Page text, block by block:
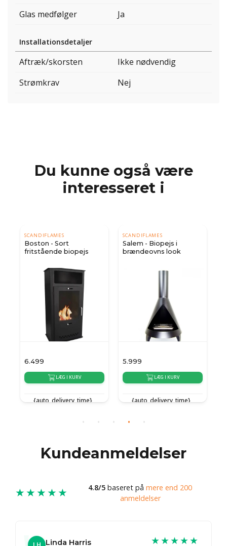
Glas medfølger
Ja
Installationsdetaljer
Aftræk/skorsten
Ikke nødvendig
Strømkrav
Nej
Du kunne også være
interesseret i
SCANDIFLAMES
Boston - Sort
fritstående biopejs
6.499
LÆG I KURV
{auto_delivery_time}
SCANDIFLAMES
Salem - Biopejs i
brændeovns look
5.999
LÆG I KURV
{auto_delivery_time}
Kundeanmeldelser
★★★★★ 4.8/5 baseret på mere end 200
anmeldelser
Linda Harris
★★★★★